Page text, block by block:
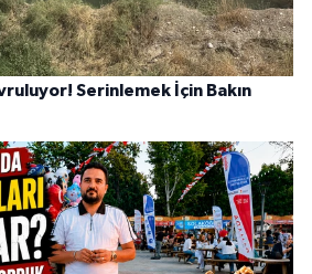
Serinlemek İçin Bakın